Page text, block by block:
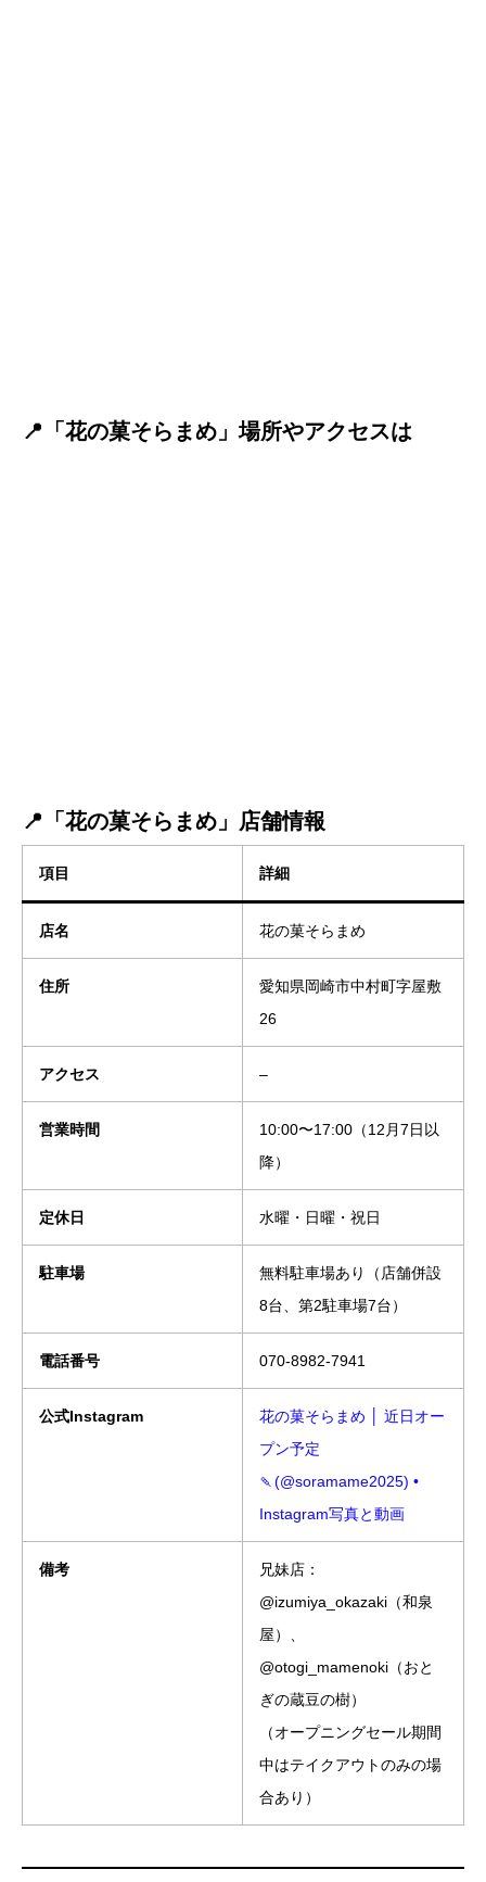
📍「花の菓そらまめ」場所やアクセスは
📍「花の菓そらまめ」店舗情報
項目 詳細
店名 花の菓そらまめ
住所
愛知県岡崎市中村町字屋敷
26
アクセス –
営業時間
10:00〜17:00（12月7日以
降）
定休日 水曜・日曜・祝日
駐車場
無料駐車場あり（店舗併設
8台、第2駐車場7台）
電話番号 070-8982-7941
公式Instagram
花の菓そらまめ │ 近日オー
プン予定
🍡(@soramame2025) •
Instagram写真と動画
備考
兄妹店：
@izumiya_okazaki（和泉
屋）、
@otogi_mamenoki（おと
ぎの蔵豆の樹）
（オープニングセール期間
中はテイクアウトのみの場
合あり）